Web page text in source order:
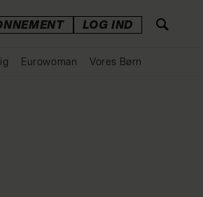
LOG IND
Eurowoman Vores Børn